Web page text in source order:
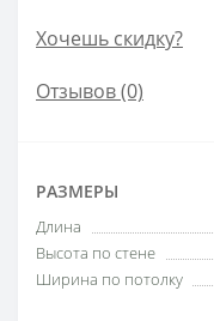
Хочешь скидку?
Отзывов (0)
РАЗМЕРЫ
Длина
Высота по стене
Ширина по потолку